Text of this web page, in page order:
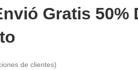
Gratis 50%
de clientes)